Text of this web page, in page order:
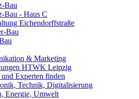
Bau
Bau - Haus C
Eichendorffstraße
Bau
& Marketing
HTWK Leipzig
Experten finden
Technik, Digitalisierung
Energie, Umwelt